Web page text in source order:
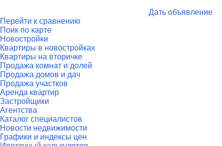
Дать объявление
Перейти к сравнению
Поик по карте
Новостройки
Квартиры в новостройках
Квартиры на вторичке
Продажа комнат и долей
Продажа домов и дач
Продажа участков
Аренда квартир
Застройщики
Агентства
Каталог специалистов
Новости недвижимости
Графики и индексы цен